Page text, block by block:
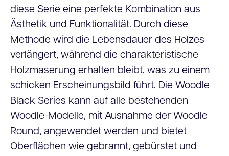
diese Serie eine perfekte Kombination aus
Ästhetik und Funktionalität. Durch diese
Methode wird die Lebensdauer des Holzes
verlängert, während die charakteristische
Holzmaserung erhalten bleibt, was zu einem
schicken Erscheinungsbild führt. Die Woodle
Black Series kann auf alle bestehenden
Woodle-Modelle, mit Ausnahme der Woodle
Round, angewendet werden und bietet
Oberflächen wie gebrannt, gebürstet und